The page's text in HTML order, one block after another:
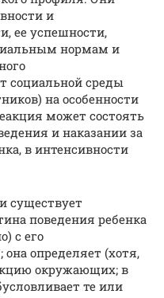
и
ее успешности,
нормам и
социальной среды
на особенности
может состоять
и наказании за
в интенсивности
существует
поведения ребенка
с его
определяет (хотя,
окружающих; в
те или